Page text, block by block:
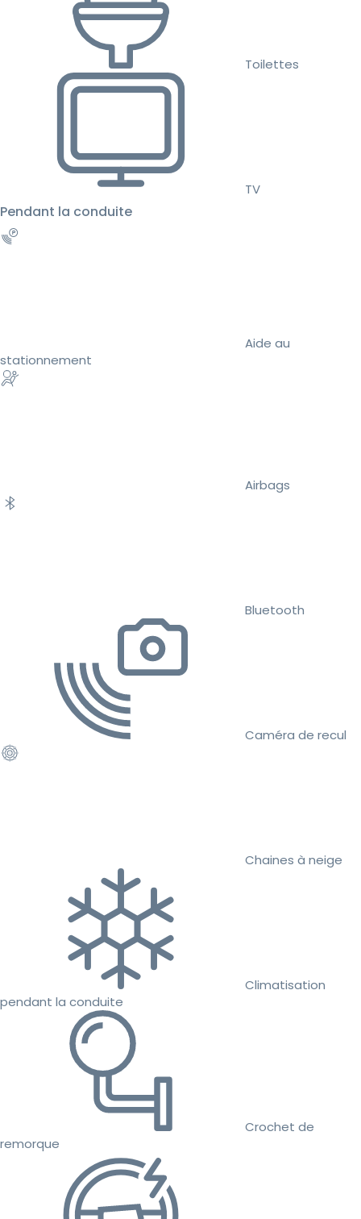
Toilettes
TV
Pendant la conduite
Aide au
stationnement
Airbags
Bluetooth
Caméra de recul
Chaines à neige
Climatisation
pendant la conduite
Crochet de
remorque